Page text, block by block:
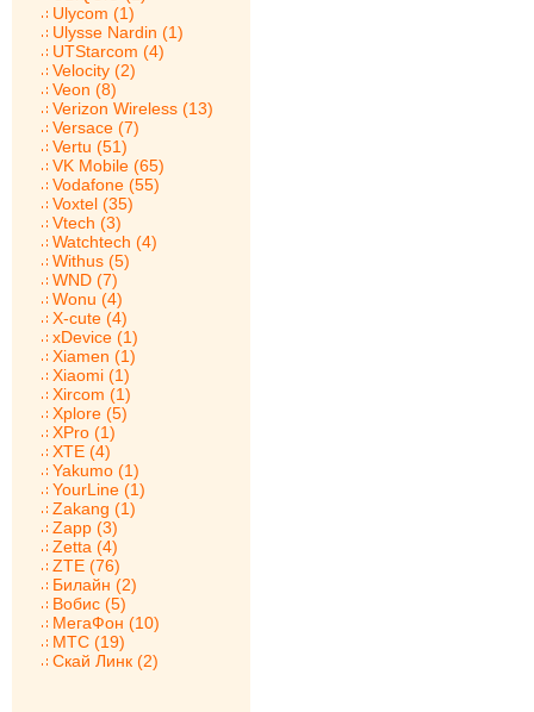
Ulycom (1)
Ulysse Nardin (1)
UTStarcom (4)
Velocity (2)
Veon (8)
Verizon Wireless (13)
Versace (7)
Vertu (51)
VK Mobile (65)
Vodafone (55)
Voxtel (35)
Vtech (3)
Watchtech (4)
Withus (5)
WND (7)
Wonu (4)
X-cute (4)
xDevice (1)
Xiamen (1)
Xiaomi (1)
Xircom (1)
Xplore (5)
XPro (1)
XTE (4)
Yakumo (1)
YourLine (1)
Zakang (1)
Zapp (3)
Zetta (4)
ZTE (76)
Билайн (2)
Вобис (5)
МегаФон (10)
МТС (19)
Скай Линк (2)